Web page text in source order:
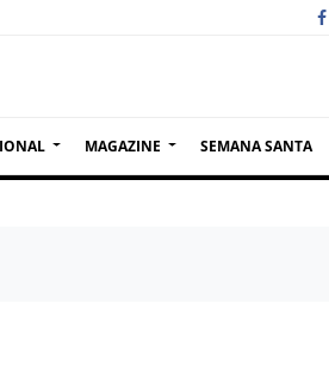
MAGAZINE SEMANA SANTA